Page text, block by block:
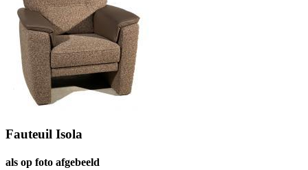
Fauteuil Isola
als op foto afgebeeld